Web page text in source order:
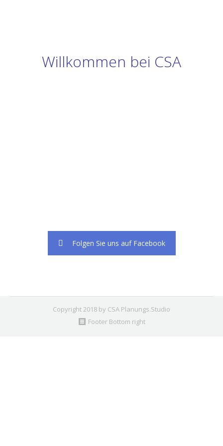
Willkommen bei CSA
Folgen Sie uns auf Facebook
Copyright 2018 by CSA Planungs.Studio
Footer Bottom right